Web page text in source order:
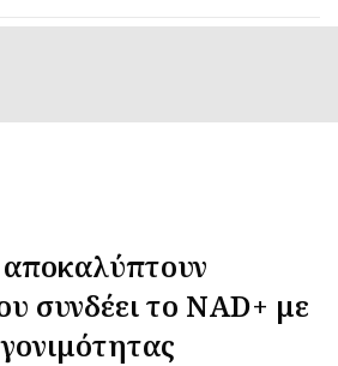
αποκαλύπτουν
συνδέει το NAD+ με